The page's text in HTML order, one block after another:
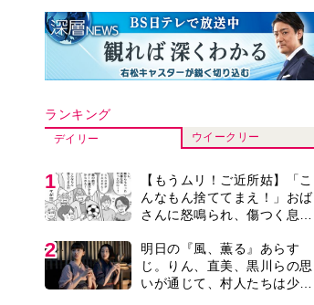
ランキング
デイリー ウイークリー
1
【もうムリ！ご近所姑】「こ
んなもん捨ててまえ！」おば
さんに怒鳴られ、傷つく息
【第3話】
2
明日の『風、薫る』あらす
じ。りん、直美、黒川らの思
いが通じて、村人たちは少し